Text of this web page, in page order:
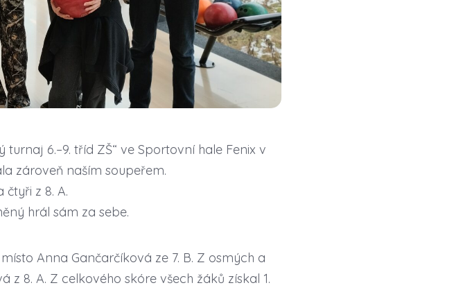
turnaj 6.–9. tříd ZŠ“ ve Sportovní hale Fenix v
zároveň naším soupeřem.
čtyři z 8. A.
hrál sám za sebe.
Anna Gančarčíková ze 7. B. Z osmých a
8. A. Z celkového skóre všech žáků získal 1.